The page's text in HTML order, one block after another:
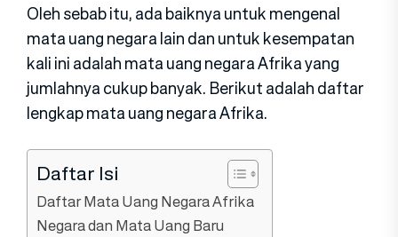
Oleh sebab itu, ada baiknya untuk mengenal
mata uang negara lain dan untuk kesempatan
kali ini adalah mata uang negara Afrika yang
jumlahnya cukup banyak. Berikut adalah daftar
lengkap mata uang negara Afrika.
Daftar Isi
Daftar Mata Uang Negara Afrika
Negara dan Mata Uang Baru